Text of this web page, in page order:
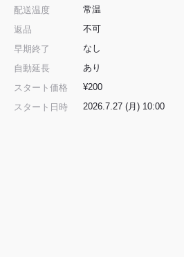
配送温度
常温
返品
不可
早期終了
なし
自動延長
あり
スタート価格
¥200
スタート日時
2026.7.27 (月) 10:00